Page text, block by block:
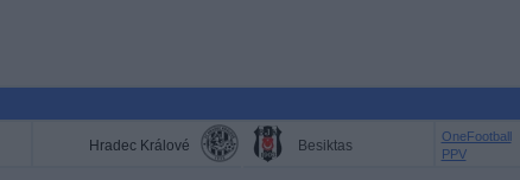
Hradec Králové Besiktas
OneFootball
PPV